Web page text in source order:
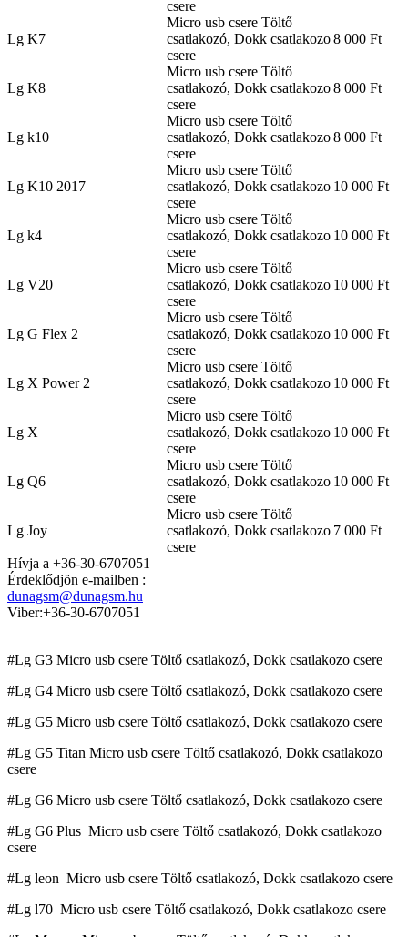
csere
Lg K7
Micro usb csere Töltő
csatlakozó, Dokk csatlakozo
csere
8 000 Ft
Lg K8
Micro usb csere Töltő
csatlakozó, Dokk csatlakozo
csere
8 000 Ft
Lg k10
Micro usb csere Töltő
csatlakozó, Dokk csatlakozo
csere
8 000 Ft
Lg K10 2017
Micro usb csere Töltő
csatlakozó, Dokk csatlakozo
csere
10 000 Ft
Lg k4
Micro usb csere Töltő
csatlakozó, Dokk csatlakozo
csere
10 000 Ft
Lg V20
Micro usb csere Töltő
csatlakozó, Dokk csatlakozo
csere
10 000 Ft
Lg G Flex 2
Micro usb csere Töltő
csatlakozó, Dokk csatlakozo
csere
10 000 Ft
Lg X Power 2
Micro usb csere Töltő
csatlakozó, Dokk csatlakozo
csere
10 000 Ft
Lg X
Micro usb csere Töltő
csatlakozó, Dokk csatlakozo
csere
10 000 Ft
Lg Q6
Micro usb csere Töltő
csatlakozó, Dokk csatlakozo
csere
10 000 Ft
Lg Joy
Micro usb csere Töltő
csatlakozó, Dokk csatlakozo
csere
7 000 Ft
Hívja a +36-30-6707051
Érdeklődjön e-mailben :
dunagsm@dunagsm.hu
Viber:+36-30-6707051
#Lg G3 Micro usb csere Töltő csatlakozó, Dokk csatlakozo csere
#Lg G4 Micro usb csere Töltő csatlakozó, Dokk csatlakozo csere
#Lg G5 Micro usb csere Töltő csatlakozó, Dokk csatlakozo csere
#Lg G5 Titan Micro usb csere Töltő csatlakozó, Dokk csatlakozo
csere
#Lg G6 Micro usb csere Töltő csatlakozó, Dokk csatlakozo csere
#Lg G6 Plus Micro usb csere Töltő csatlakozó, Dokk csatlakozo
csere
#Lg leon Micro usb csere Töltő csatlakozó, Dokk csatlakozo csere
#Lg l70 Micro usb csere Töltő csatlakozó, Dokk csatlakozo csere